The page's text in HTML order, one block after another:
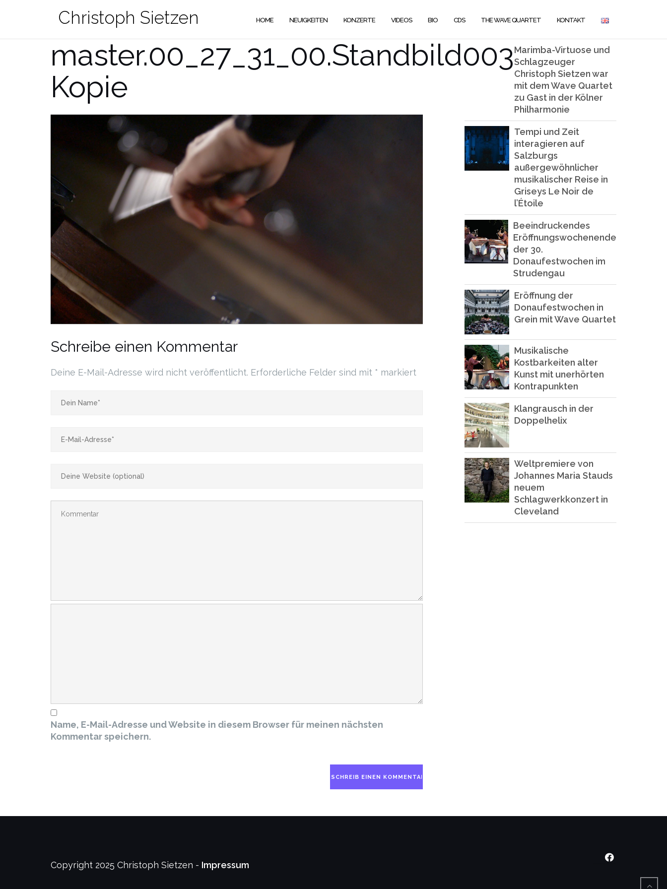
Christoph Sietzen HOME NEUIGKEITEN KONZERTE VIDEOS BIO CDS THE WAVE QUARTET KONTAKT
master.00_27_31_00.Standbild003
Kopie
Schreibe einen Kommentar
Deine E-Mail-Adresse wird nicht veröffentlicht. Erforderliche Felder sind mit * markiert
Name, E-Mail-Adresse und Website in diesem Browser für meinen nächsten
Kommentar speichern.
Marimba-Virtuose und
Schlagzeuger
Christoph Sietzen war
mit dem Wave Quartet
zu Gast in der Kölner
Philharmonie
Tempi und Zeit
interagieren auf
Salzburgs
außergewöhnlicher
musikalischer Reise in
Griseys Le Noir de
l’Étoile
Beeindruckendes
Eröffnungswochenende
der 30.
Donaufestwochen im
Strudengau
Eröffnung der
Donaufestwochen in
Grein mit Wave Quartet
Musikalische
Kostbarkeiten alter
Kunst mit unerhörten
Kontrapunkten
Klangrausch in der
Doppelhelix
Weltpremiere von
Johannes Maria Stauds
neuem
Schlagwerkkonzert in
Cleveland
Copyright 2025 Christoph Sietzen - Impressum